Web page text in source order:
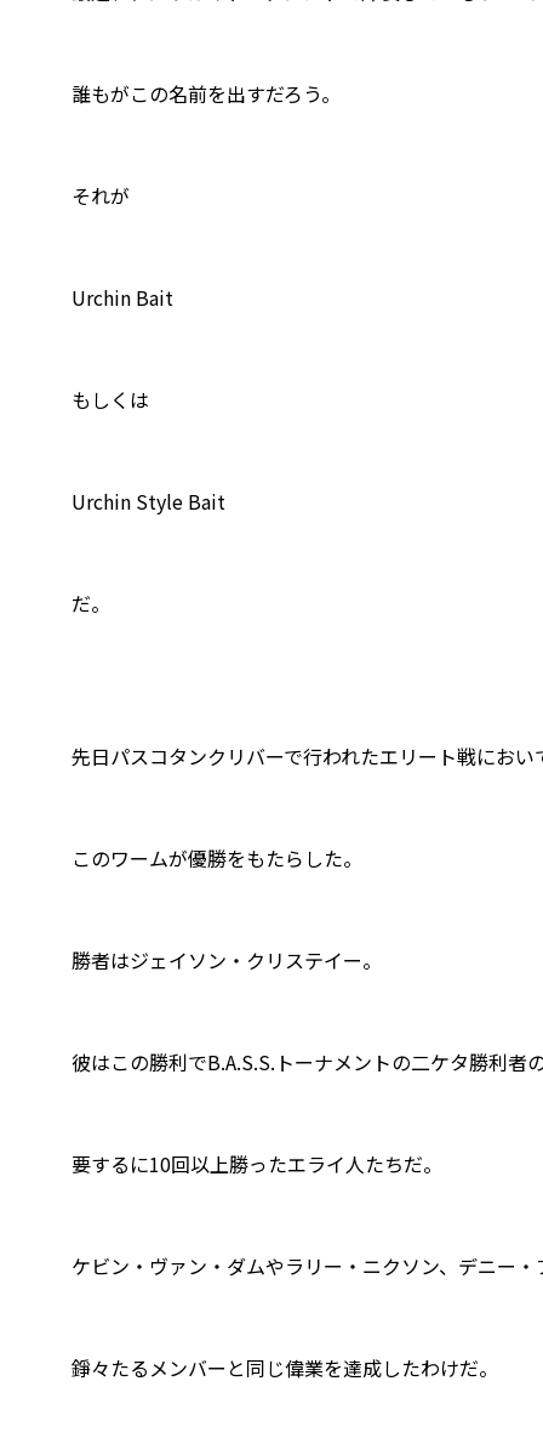
誰もがこの名前を出すだろう。
それが
Urchin Bait
もしくは
Urchin Style Bait
だ。
先日パスコタンクリバーで行われたエリート戦におい
このワームが優勝をもたらした。
勝者はジェイソン・クリステイー。
彼はこの勝利でB.A.S.S.トーナメントの二ケタ勝利者
要するに10回以上勝ったエライ人たちだ。
ケビン・ヴァン・ダムやラリー・ニクソン、デニー
錚々たるメンバーと同じ偉業を達成したわけだ。